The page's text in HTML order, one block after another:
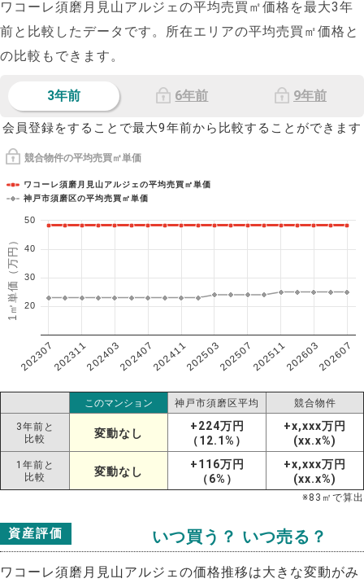
ワコーレ須磨月見山アルジェの平均売買㎡価格を最大3年
前と比較したデータです。所在エリアの平均売買㎡価格と
の比較もできます。
3年前 6年前 9年前
会員登録をすることで最大9年前から比較することができます
競合物件の平均売買㎡単価
1㎡単価（万円）
ワコーレ須磨月見山アルジェの平均売買㎡単価
神戸市須磨区の平均売買㎡単価
202307202311202403202407202411202503202507202511202603202607
20
30
40
50
このマンション 神戸市須磨区平均 競合物件
3年前と
比較
変動なし
+224万円
（12.1%）
+x,xxx万円
(xx.x%)
1年前と
比較
変動なし
+116万円
（6%）
+x,xxx万円
(xx.x%)
※83 ㎡で算出
資産評価 いつ買う？ いつ売る？
ワコーレ須磨月見山アルジェの価格推移は大きな変動がみ